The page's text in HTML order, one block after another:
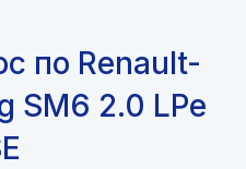
по Renault-
SM6 2.0 LPe